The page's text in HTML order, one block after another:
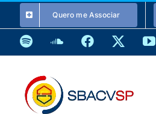
o
conteúdo
Quero me Associar
SpotifySoundCloud
Facebook